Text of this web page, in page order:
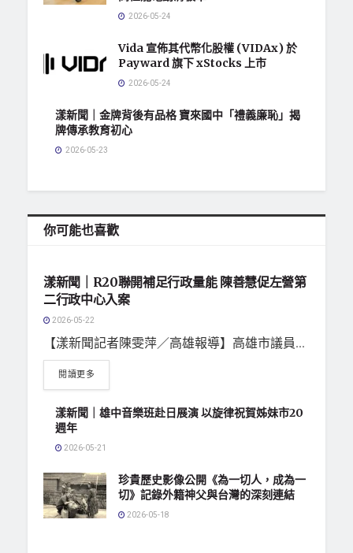
2026-05-24
Vida 宣佈其代幣化股權 (VIDAx) 於
Payward 旗下 xStocks 上市
2026-05-24
漾新聞｜金牌背後有品格 寶來國中「禮義廉恥」揭
牌傳承教育初心
2026-05-23
你可能也喜歡
漾新聞｜R20聯開補足行政量能 陳善慧促左營第
二行政中心入案
2026-05-22
【漾新聞記者陳雯萍／高雄報導】高雄市議員...
閱讀更多
漾新聞｜雄中音樂班赴日展演 以旋律祝賀姊妹市20
週年
2026-05-21
珍貴歷史影像公開《為一切人，成為一
切》記錄外籍神父與台灣的深刻連結
2026-05-18